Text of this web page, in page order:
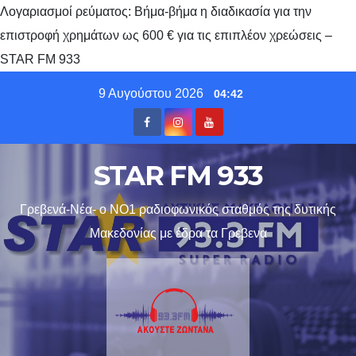
Λογαριασμοί ρεύματος: Βήμα-βήμα η διαδικασία για την
επιστροφή χρημάτων ως 600 € για τις επιπλέον χρεώσεις –
STAR FM 933
9 Αυγούστου 2026 04:42
STAR FM 933
Γρεβενά-Νέα- ο ΝΟ1 ραδιοφωνικός σταθμός της δυτικής
Μακεδονίας με έδρα τα Γρεβενα